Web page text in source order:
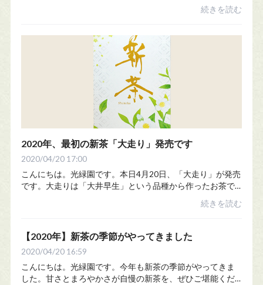
続きを読む
2020年、最初の新茶「大走り」発売です
2020/04/20 17:00
こんにちは。光緑園です。本日4月20日、「大走り」が発売
です。大走りは「大井早生」という品種から作ったお茶で
す。甘みが強く、まろやかな味わいが特徴。特に今年の出
続きを読む
【2020年】新茶の季節がやってきました
2020/04/20 16:59
こんにちは。光緑園です。今年も新茶の季節がやってきま
した。甘さとまろやかさが自慢の新茶を、ぜひご堪能くだ